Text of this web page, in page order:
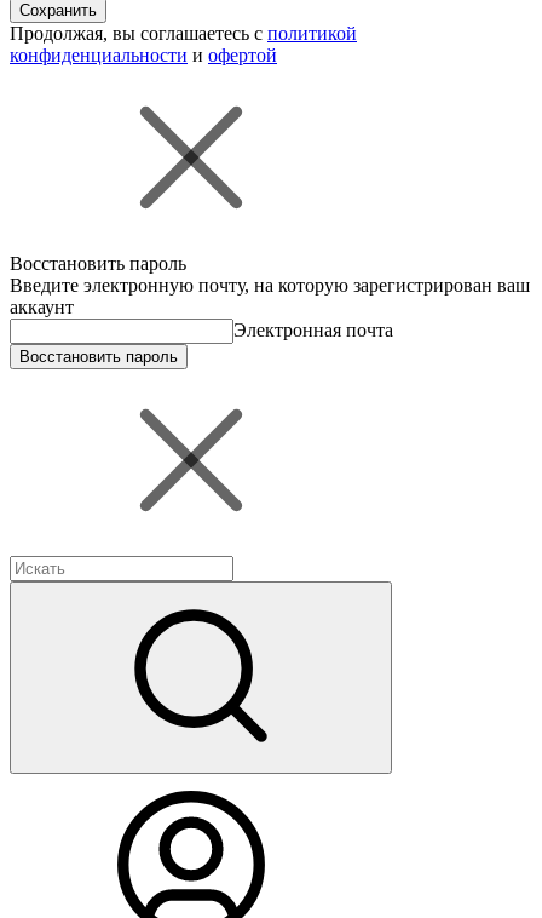
Сохранить
Продолжая, вы соглашаетесь с политикой
конфиденциальности и офертой
Восстановить пароль
Введите электронную почту, на которую зарегистрирован ваш
аккаунт
Электронная почта
Восстановить пароль